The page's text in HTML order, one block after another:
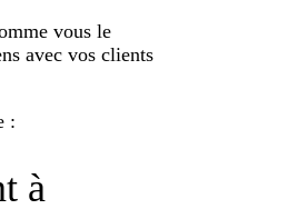
vous le
avec vos clients
:
à